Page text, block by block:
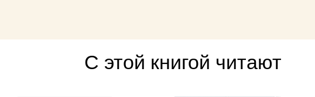
С этой книгой читают